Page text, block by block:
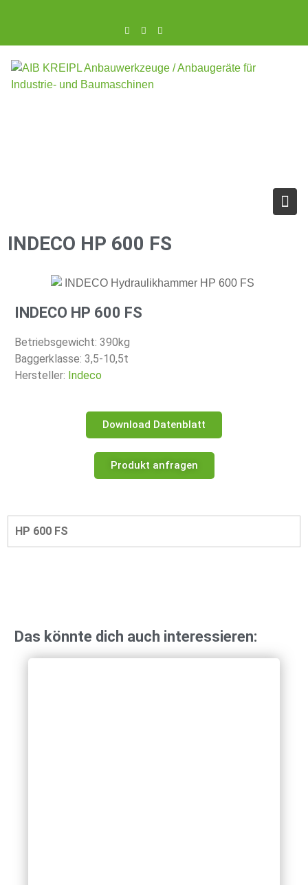
INDECO HP 600 FS
INDECO HP 600 FS
Betriebsgewicht: 390kg
Baggerklasse: 3,5-10,5t
Hersteller: Indeco
Download Datenblatt
Produkt anfragen
HP 600 FS
Das könnte dich auch interessieren: